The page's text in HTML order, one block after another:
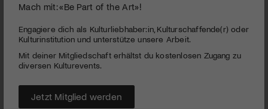
Kulturlandsgemeinde
Das jährlich stattfindende, hochkarätige Festival widmet sich
aktuellen gesellschaftlichen Themen. Es geht um Wahrheiten,
Grenzen der Optimierungsgesellschaft. Gemeinsam gehen
Kunst- und Kulturschaffende, Wissenschaftler:innen und
Darbietungen diesen Themen nach. arttv.ch berichtet seit
Jahren vom Festival.
Mach mit: «Be Part of the Art»!
Engagiere dich als Kulturliebhaber:in, Kulturschaffende(r) oder
Kulturinstitution und unterstütze unsere Arbeit.
Mit deiner Mitgliedschaft erhältst du kostenlosen Zugang zu
diversen Kulturevents.
Jetzt Mitglied werden